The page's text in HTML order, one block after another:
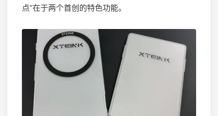
点”在于两个首创的特色功能。